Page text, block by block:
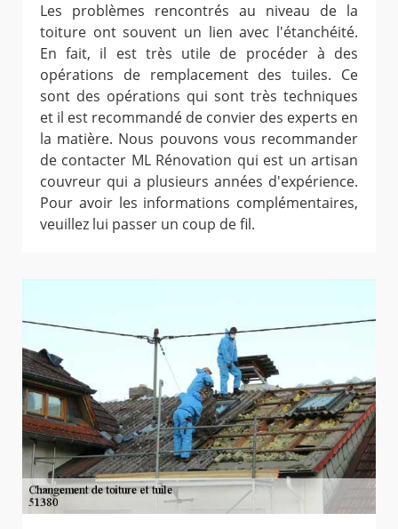
Les problèmes rencontrés au niveau de la
toiture ont souvent un lien avec l'étanchéité.
En fait, il est très utile de procéder à des
opérations de remplacement des tuiles. Ce
sont des opérations qui sont très techniques
et il est recommandé de convier des experts en
la matière. Nous pouvons vous recommander
de contacter ML Rénovation qui est un artisan
couvreur qui a plusieurs années d'expérience.
Pour avoir les informations complémentaires,
veuillez lui passer un coup de fil.